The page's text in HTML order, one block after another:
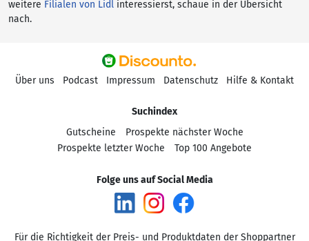
weitere Filialen von Lidl interessierst, schaue in der Übersicht
nach.
Über uns Podcast Impressum Datenschutz Hilfe & Kontakt
Suchindex
Gutscheine
Prospekte nächster Woche
Prospekte letzter Woche
Top 100 Angebote
Folge uns auf Social Media
Für die Richtigkeit der Preis- und Produktdaten der Shoppartner